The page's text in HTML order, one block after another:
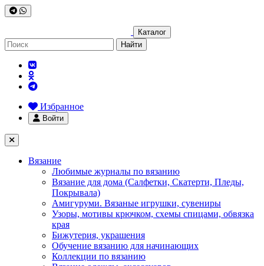
Каталог
Найти
Избранное
Войти
Вязание
Любимые журналы по вязанию
Вязание для дома (Салфетки, Скатерти, Пледы,
Покрывала)
Амигуруми. Вязаные игрушки, сувениры
Узоры, мотивы крючком, схемы спицами, обвязка
края
Бижутерия, украшения
Обучение вязанию для начинающих
Коллекции по вязанию